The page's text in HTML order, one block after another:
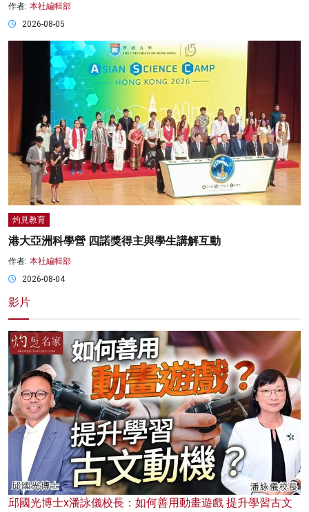
作者: 本社編輯部
2026-08-05
灼見教育
港大亞洲科學營 四諾獎得主與學生講解互動
作者: 本社編輯部
2026-08-04
影片
邱國光博士x潘詠儀校長：如何善用動畫遊戲 提升學習古文